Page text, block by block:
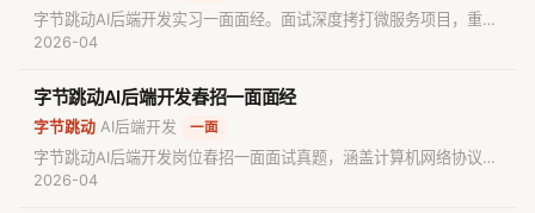
字节跳动AI后端开发实习一面面经。面试深度拷打微服务项目，重点
考察Nacos服务发现与CAP理论、JWT安全机制、分布式
文涉及Java GC、HTTPS原理及一致性哈希，并包含LeetCode 667
题手撕。
2026-04
字节跳动AI后端开发春招一面面经
字节跳动 AI后端开发 一面
字节跳动AI后端开发岗位春招一面面试真题，涵盖计算机网络协议
栈、HTTP原理、ARP、Java线程池核心参数与拒绝策略、
2026-04